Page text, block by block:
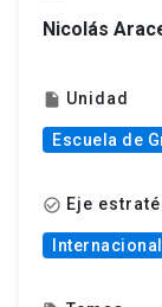
Nicolás
insert_drive_file Unidad
Escuela de
check_circle_outline Eje